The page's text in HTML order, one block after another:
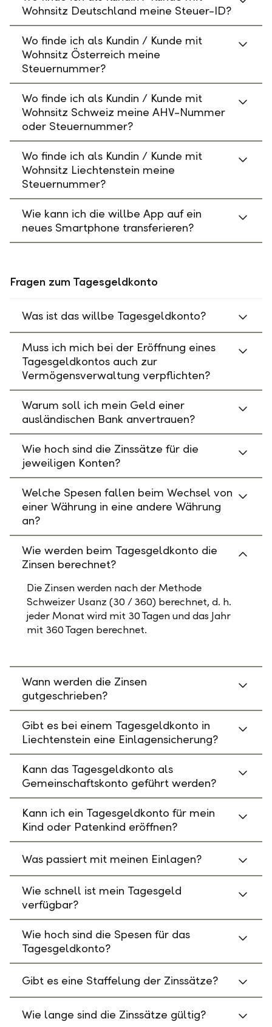
Wohnsitz Deutschland meine Steuer-ID?
Wo finde ich als Kundin / Kunde mit
Wohnsitz Österreich meine
Steuernummer?
Wo finde ich als Kundin / Kunde mit
Wohnsitz Schweiz meine AHV-Nummer
oder Steuernummer?
Wo finde ich als Kundin / Kunde mit
Wohnsitz Liechtenstein meine
Steuernummer?
Wie kann ich die willbe App auf ein
neues Smartphone transferieren?
Fragen zum Tagesgeldkonto
Was ist das willbe Tagesgeldkonto?
Muss ich mich bei der Eröffnung eines
Tagesgeldkontos auch zur
Vermögensverwaltung verpflichten?
Warum soll ich mein Geld einer
ausländischen Bank anvertrauen?
Wie hoch sind die Zinssätze für die
jeweiligen Konten?
Welche Spesen fallen beim Wechsel von
einer Währung in eine andere Währung
an?
Wie werden beim Tagesgeldkonto die
Zinsen berechnet?
Die Zinsen werden nach der Methode
Schweizer Usanz (30 / 360) berechnet, d. h.
jeder Monat wird mit 30 Tagen und das Jahr
mit 360 Tagen berechnet.
Wann werden die Zinsen
gutgeschrieben?
Gibt es bei einem Tagesgeldkonto in
Liechtenstein eine Einlagensicherung?
Kann das Tagesgeldkonto als
Gemeinschaftskonto geführt werden?
Kann ich ein Tagesgeldkonto für mein
Kind oder Patenkind eröffnen?
Was passiert mit meinen Einlagen?
Wie schnell ist mein Tagesgeld
verfügbar?
Wie hoch sind die Spesen für das
Tagesgeldkonto?
Gibt es eine Staffelung der Zinssätze?
Wie lange sind die Zinssätze gültig?